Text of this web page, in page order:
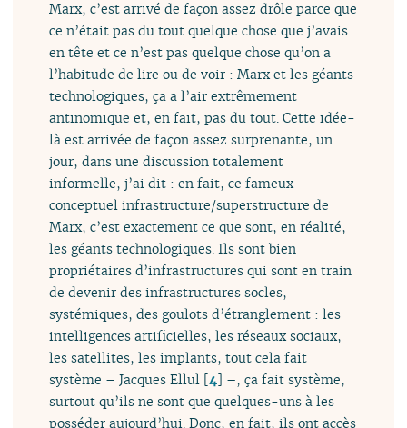
Marx, c’est arrivé de façon assez drôle parce que
ce n’était pas du tout quelque chose que j’avais
en tête et ce n’est pas quelque chose qu’on a
l’habitude de lire ou de voir : Marx et les géants
technologiques, ça a l’air extrêmement
antinomique et, en fait, pas du tout. Cette idée-
là est arrivée de façon assez surprenante, un
jour, dans une discussion totalement
informelle, j’ai dit : en fait, ce fameux
conceptuel infrastructure/superstructure de
Marx, c’est exactement ce que sont, en réalité,
les géants technologiques. Ils sont bien
propriétaires d’infrastructures qui sont en train
de devenir des infrastructures socles,
systémiques, des goulots d’étranglement : les
intelligences artificielles, les réseaux sociaux,
les satellites, les implants, tout cela fait
système – Jacques Ellul [4] –, ça fait système,
surtout qu’ils ne sont que quelques-uns à les
posséder aujourd’hui. Donc, en fait, ils ont accès